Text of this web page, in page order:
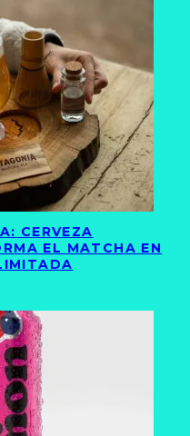
CERVEZA
EL MATCHA EN